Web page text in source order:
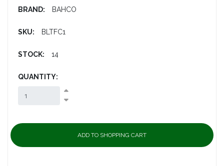
BRAND: BAHCO
SKU: BLTFC1
STOCK: 14
QUANTITY: